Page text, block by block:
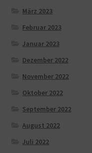
März 2023
Februar 2023
Januar 2023
Dezember 2022
November 2022
Oktober 2022
September 2022
August 2022
Juli 2022